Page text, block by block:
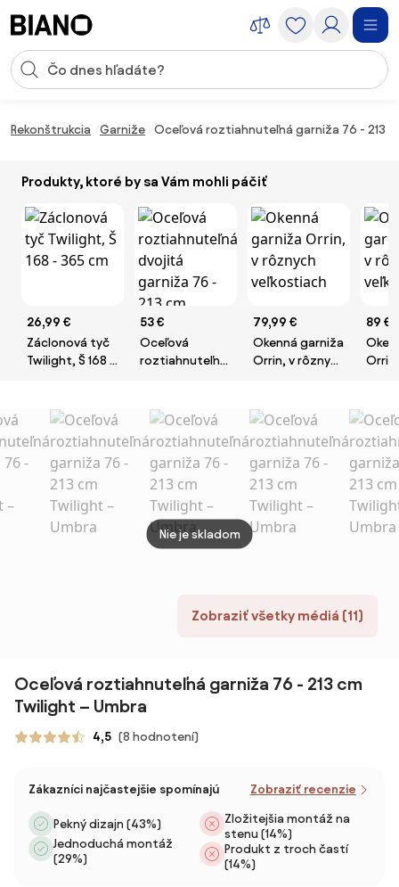
Vstup pre vyhľadávanie
Rekonštrukcia Garniže Oceľová roztiahnuteľná garniža 76 - 213
Produkty, ktoré by sa Vám mohli páčiť
26,99 €
Záclonová tyč
Twilight, Š 168 -
53 €
Oceľová
roztiahnuteľná
Twilight –
Umbra
79,99 €
Okenná garniža
Orrin, v rôznych
89 €
Zobraziť všetky médiá (11)
Nie je skladom
Oceľová roztiahnuteľná garniža 76 - 213 cm
Twilight – Umbra
4,5 (8 hodnotení)
Zákazníci najčastejšie spomínajú Zobraziť recenzie
Pekný dizajn (43%)
Jednoduchá montáž
(29%)
Zložitejšia montáž na
stenu (14%)
Produkt z troch častí
(14%)